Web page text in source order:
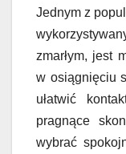
Jednym z
zmarłym, jest
w osiągnięciu
ułatwić
pragnące
wybrać